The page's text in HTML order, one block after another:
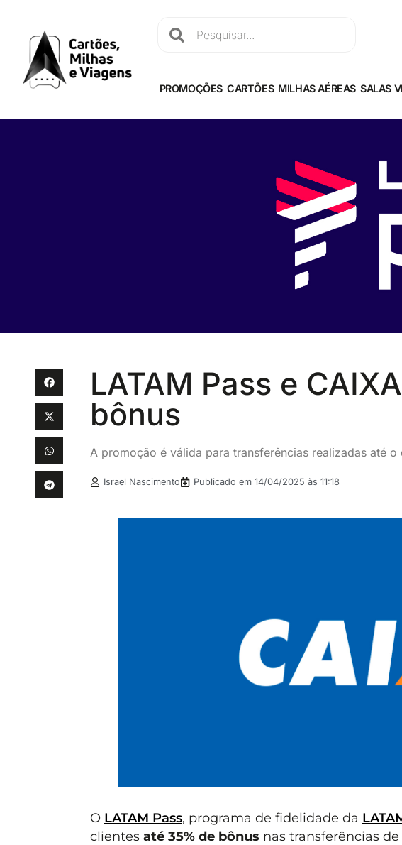
PROMOÇÕES CARTÕES MILHAS AÉREAS SALAS
LATAM Pass e
bônus
A promoção é válida para transferências realizadas até
Israel Nascimento Publicado em 14/04/2025 às 11:18
O LATAM Pass, programa de fidelidade da
clientes até 35% de bônus nas transferências